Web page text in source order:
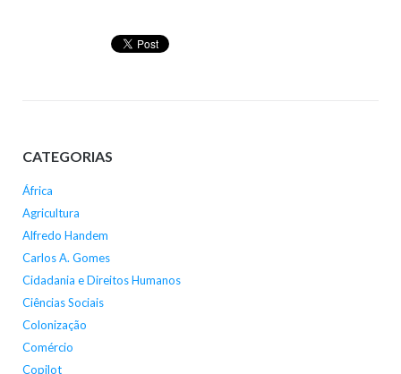
CATEGORIAS
África
Agricultura
Alfredo Handem
Carlos A. Gomes
Cidadania e Direitos Humanos
Ciências Sociais
Colonização
Comércio
Copilot